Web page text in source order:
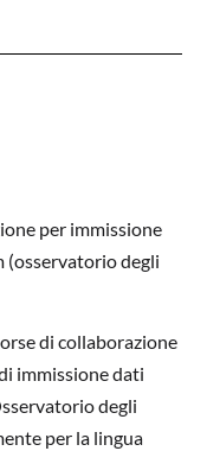
per immissione
(osservatorio degli
di collaborazione
immissione dati
degli
per la lingua